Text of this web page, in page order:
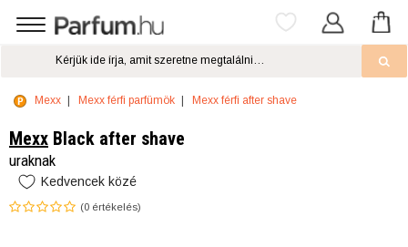
Mexx Mexx férfi parfümök Mexx férfi after shave
Mexx Black after shave
uraknak
Kedvencek közé
(0 értékelés)